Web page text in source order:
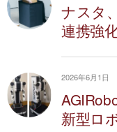
ナスタ
連携強
2026年6月1日
新型ロ